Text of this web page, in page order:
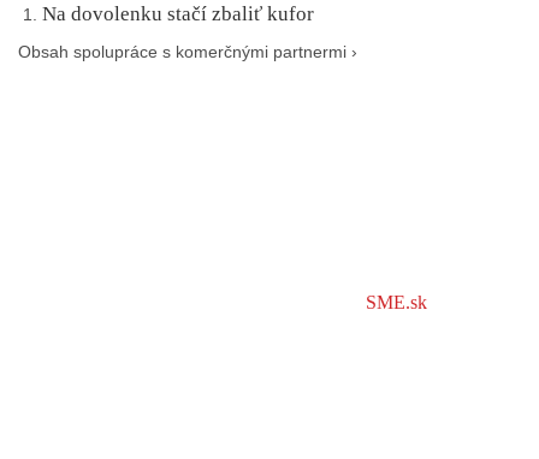
Na dovolenku stačí zbaliť kufor
Obsah spolupráce s komerčnými partnermi ›
SME.sk